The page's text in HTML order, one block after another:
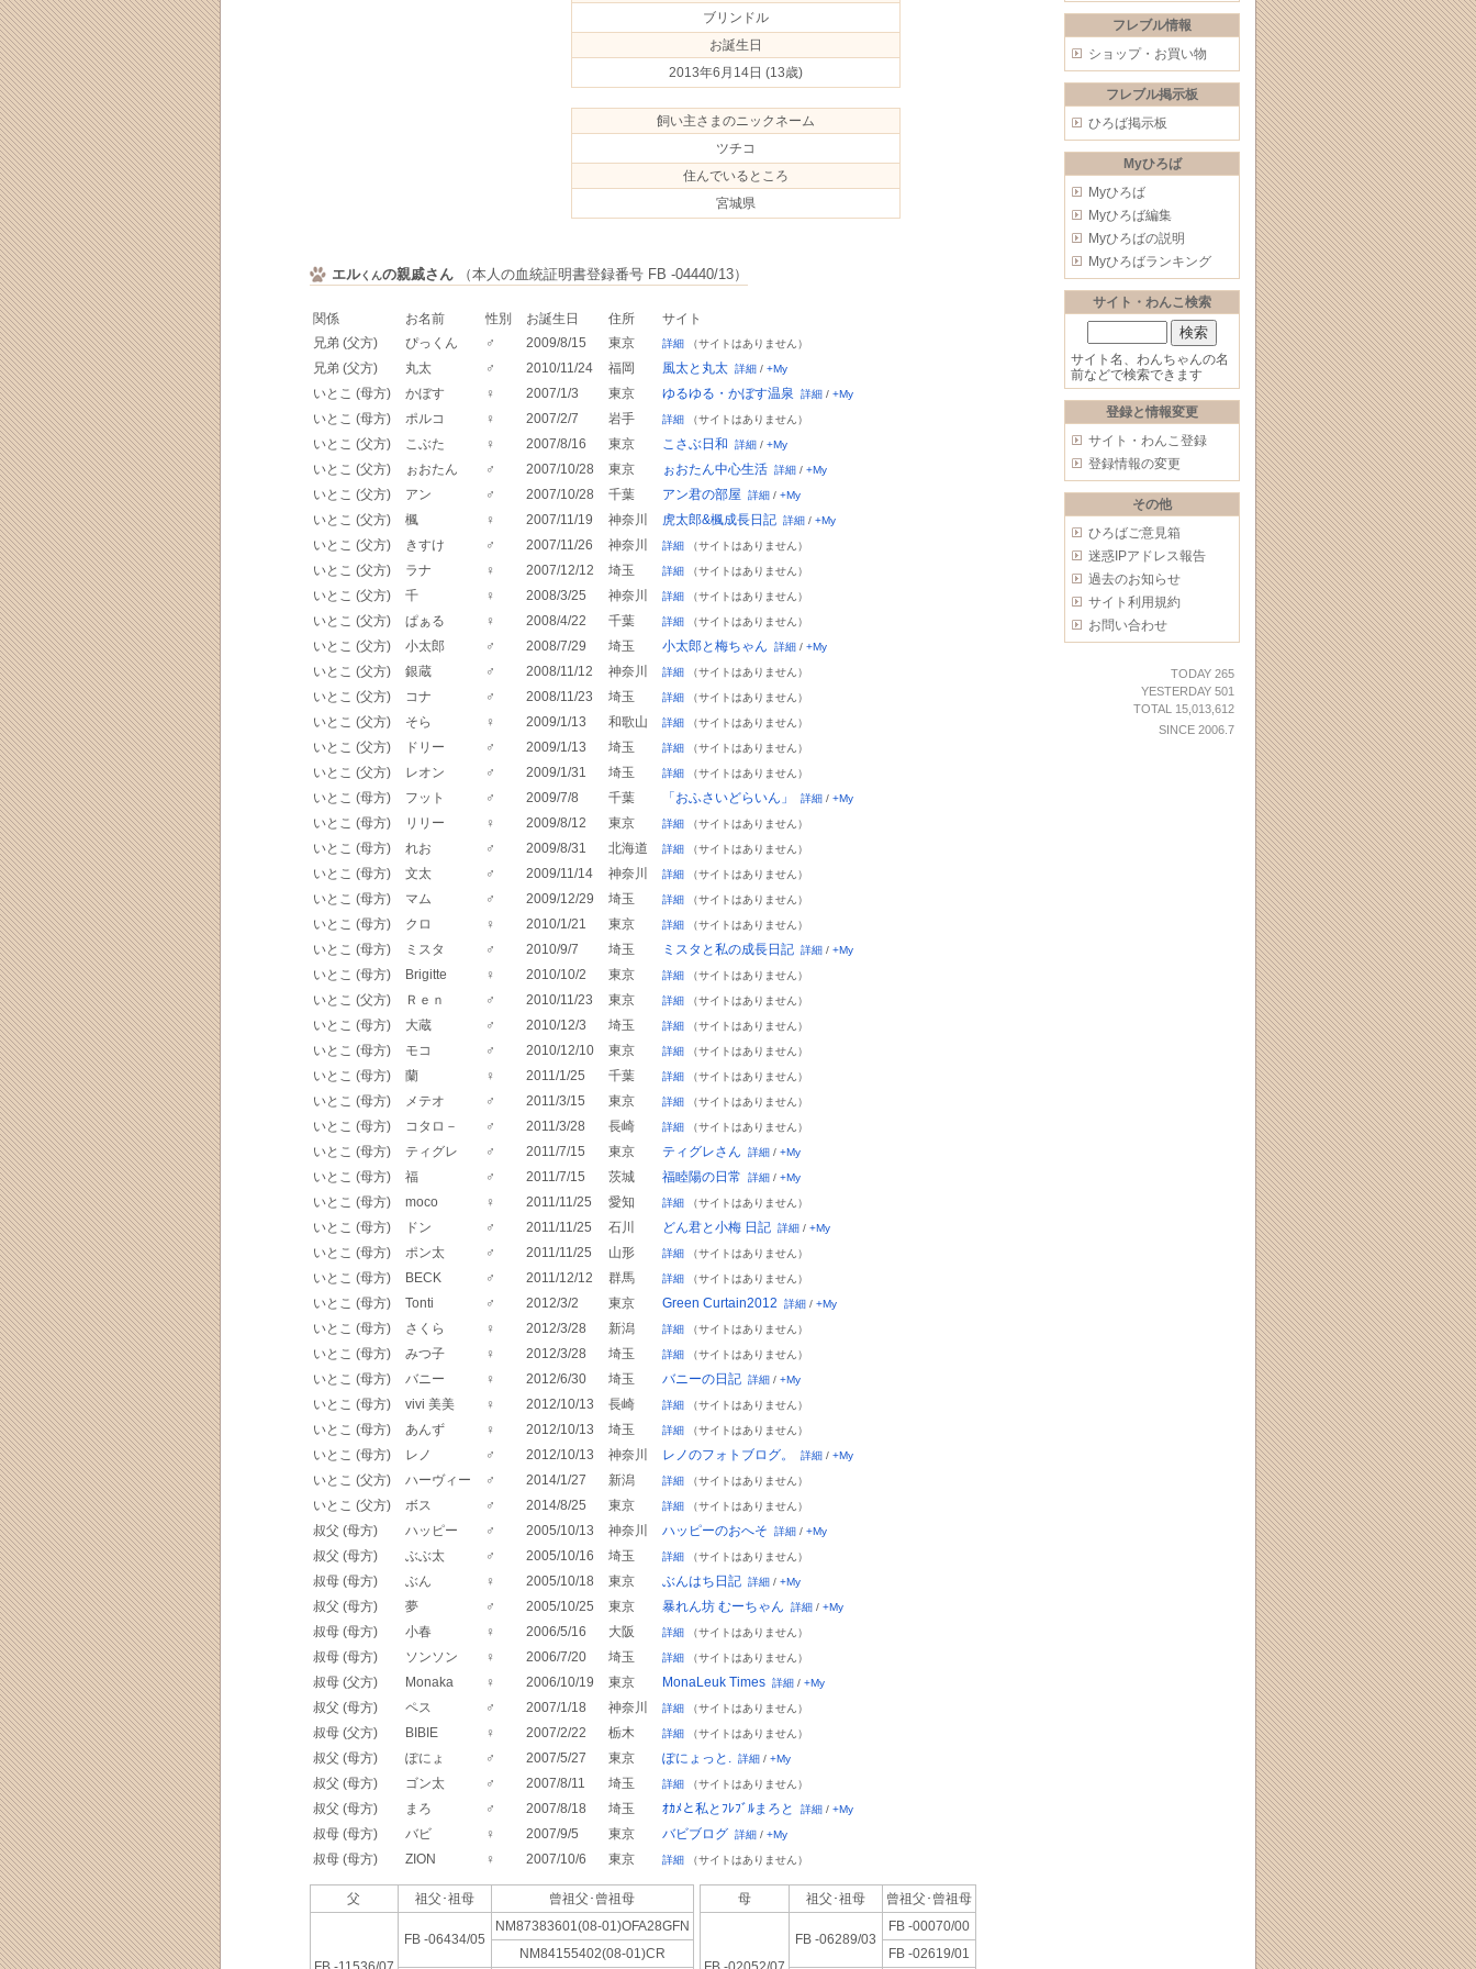
フレブル情報
ショップ・お買い物
フレブル掲示板
ひろば掲示板
Myひろば
Myひろば
Myひろば編集
Myひろばの説明
Myひろばランキング
サイト・わんこ検索
サイト名、わんちゃんの名
前などで検索できます
登録と情報変更
サイト・わんこ登録
登録情報の変更
その他
ひろばご意見箱
迷惑IPアドレス報告
過去のお知らせ
サイト利用規約
お問い合わせ
TODAY 265
YESTERDAY 501
TOTAL 15,013,612
SINCE 2006.7
ブリンドル
お誕生日
2013年6月14日 (13歳)
飼い主さまのニックネーム
ツチコ
住んでいるところ
宮城県
エルくんの親戚さん（本人の血統証明書登録番号 FB -04440/13）
関係 お名前 性別 お誕生日 住所
サイト
兄弟 (父方)
ぴっくん ♂ 2009/8/15 東京 詳細（サイトはありません）
兄弟 (父方) 丸太 ♂ 2010/11/24 福岡 風太と丸太 詳細/ +My
いとこ (母方) かぼす ♀ 2007/1/3 東京 ゆるゆる・かぼす温泉 詳細/ +My
いとこ (母方) ポルコ ♀ 2007/2/7 岩手 詳細（サイトはありません）
いとこ (父方) こぶた ♀ 2007/8/16 東京 こさぶ日和 詳細/ +My
いとこ (父方) ぉおたん ♂ 2007/10/28 東京 ぉおたん中心生活 詳細/ +My
いとこ (父方) アン ♂ 2007/10/28 千葉 アン君の部屋 詳細/ +My
いとこ (父方) 楓 ♀ 2007/11/19 神奈川 虎太郎&楓成長日記 詳細/ +My
いとこ (父方) きすけ ♂ 2007/11/26 神奈川 詳細（サイトはありません）
いとこ (父方) ラナ ♀ 2007/12/12 埼玉 詳細（サイトはありません）
いとこ (父方) 千 ♀ 2008/3/25 神奈川 詳細（サイトはありません）
いとこ (父方) ぱぁる ♀ 2008/4/22 千葉 詳細（サイトはありません）
いとこ (父方) 小太郎 ♂ 2008/7/29 埼玉 小太郎と梅ちゃん 詳細/ +My
いとこ (父方) 銀蔵 ♂ 2008/11/12 神奈川 詳細（サイトはありません）
いとこ (父方) コナ ♂ 2008/11/23 埼玉 詳細（サイトはありません）
いとこ (父方) そら ♀ 2009/1/13 和歌山 詳細（サイトはありません）
いとこ (父方) ドリー ♂ 2009/1/13 埼玉 詳細（サイトはありません）
いとこ (父方) レオン ♂ 2009/1/31 埼玉 詳細（サイトはありません）
いとこ (母方) フット ♂ 2009/7/8 千葉 「おふさいどらいん」 詳細/ +My
いとこ (母方) リリー ♀ 2009/8/12 東京 詳細（サイトはありません）
いとこ (母方) れお ♂ 2009/8/31 北海道 詳細（サイトはありません）
いとこ (母方) 文太 ♂ 2009/11/14 神奈川 詳細（サイトはありません）
いとこ (母方) マム ♂ 2009/12/29 埼玉 詳細（サイトはありません）
いとこ (母方) クロ ♀ 2010/1/21 東京 詳細（サイトはありません）
いとこ (母方) ミスタ ♂ 2010/9/7 埼玉 ミスタと私の成長日記 詳細/ +My
いとこ (母方) Brigitte ♀ 2010/10/2 東京 詳細（サイトはありません）
いとこ (父方) Ｒｅｎ ♂ 2010/11/23 東京 詳細（サイトはありません）
いとこ (母方) 大蔵 ♂ 2010/12/3 埼玉 詳細（サイトはありません）
いとこ (母方) モコ ♂ 2010/12/10 東京 詳細（サイトはありません）
いとこ (母方) 蘭 ♀ 2011/1/25 千葉 詳細（サイトはありません）
いとこ (母方) メテオ ♂ 2011/3/15 東京 詳細（サイトはありません）
いとこ (母方) コタロ－ ♂ 2011/3/28 長崎 詳細（サイトはありません）
いとこ (母方) ティグレ ♂ 2011/7/15 東京 ティグレさん 詳細/ +My
いとこ (母方) 福 ♂ 2011/7/15 茨城 福睦陽の日常 詳細/ +My
いとこ (母方) moco ♀ 2011/11/25 愛知 詳細（サイトはありません）
いとこ (母方) ドン ♂ 2011/11/25 石川 どん君と小梅 日記 詳細/ +My
いとこ (母方) ポン太 ♂ 2011/11/25 山形 詳細（サイトはありません）
いとこ (母方) BECK ♂ 2011/12/12 群馬 詳細（サイトはありません）
いとこ (母方) Tonti ♂ 2012/3/2 東京 Green Curtain2012 詳細/ +My
いとこ (母方) さくら ♀ 2012/3/28 新潟 詳細（サイトはありません）
いとこ (母方) みつ子 ♀ 2012/3/28 埼玉 詳細（サイトはありません）
いとこ (母方) バニー ♀ 2012/6/30 埼玉 バニーの日記 詳細/ +My
いとこ (母方) vivi 美美 ♀ 2012/10/13 長崎 詳細（サイトはありません）
いとこ (母方) あんず ♀ 2012/10/13 埼玉 詳細（サイトはありません）
いとこ (母方) レノ ♂ 2012/10/13 神奈川 レノのフォトブログ。 詳細/ +My
いとこ (父方) ハーヴィー ♂ 2014/1/27 新潟 詳細（サイトはありません）
いとこ (父方) ボス ♂ 2014/8/25 東京 詳細（サイトはありません）
叔父 (母方) ハッピー ♂ 2005/10/13 神奈川 ハッピーのおへそ 詳細/ +My
叔父 (母方) ぶぶ太 ♂ 2005/10/16 埼玉 詳細（サイトはありません）
叔母 (母方) ぶん ♀ 2005/10/18 東京 ぶんはち日記 詳細/ +My
叔父 (母方) 夢 ♂ 2005/10/25 東京 暴れん坊 むーちゃん 詳細/ +My
叔母 (母方) 小春 ♀ 2006/5/16 大阪 詳細（サイトはありません）
叔母 (母方) ソンソン ♀ 2006/7/20 埼玉 詳細（サイトはありません）
叔母 (父方) Monaka ♀ 2006/10/19 東京 MonaLeuk Times 詳細/ +My
叔父 (母方) ペス ♂ 2007/1/18 神奈川 詳細（サイトはありません）
叔母 (父方) BIBIE ♀ 2007/2/22 栃木 詳細（サイトはありません）
叔父 (母方) ぽにょ ♂ 2007/5/27 東京 ぽにょっと. 詳細/ +My
叔父 (母方) ゴン太 ♂ 2007/8/11 埼玉 詳細（サイトはありません）
叔父 (母方) まろ ♂ 2007/8/18 埼玉 ｵｶﾒと私とﾌﾚﾌﾞﾙまろと 詳細/ +My
叔母 (母方) バビ ♀ 2007/9/5 東京 バビブログ 詳細/ +My
叔母 (母方) ZION ♀ 2007/10/6 東京 詳細（サイトはありません）
父 祖父･祖母 曾祖父･ 曾祖母
FB -06434/05
NM87383601(08-01)OFA28GFN
NM84155402(08-01)CR
母 祖父･祖母 曾祖父･ 曾祖母
FB -06289/03
FB -00070/00
FB -02619/01